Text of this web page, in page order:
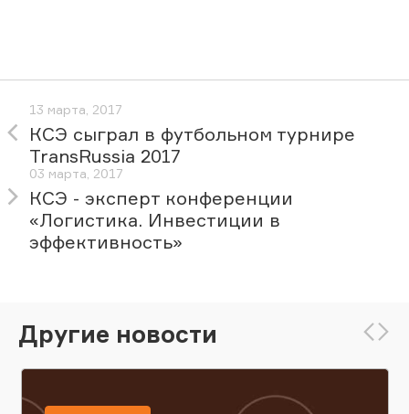
13 марта, 2017
КСЭ сыграл в футбольном турнире
TransRussia 2017
03 марта, 2017
КСЭ - эксперт конференции
«Логистика. Инвестиции в
эффективность»
Другие новости